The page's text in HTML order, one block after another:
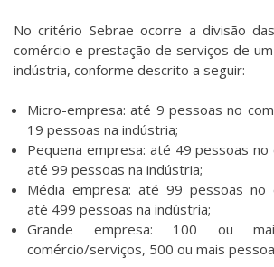
No critério Sebrae ocorre a divisão
comércio e prestação de serviços de
indústria, conforme descrito a seguir:
Micro-empresa: até 9 pessoas no
19 pessoas na indústria;
Pequena empresa: até 49 pessoas
até 99 pessoas na indústria;
Média empresa: até 99 pessoas no
até 499 pessoas na indústria;
Grande empresa: 100 ou
comércio/serviços, 500 ou mais